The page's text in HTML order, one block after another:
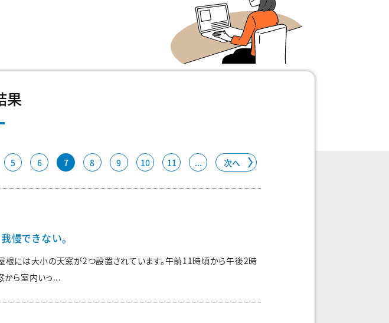
果
5 6 7 8 9 10 11 ... 次へ
慢できない。
には大小の天窓が2つ設置されています。午前11時頃から午後2時
から室内いっ...